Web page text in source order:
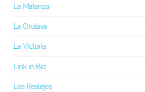
La Matanza
La Orotava
La Victoria
Link in Bio
Los Realejos